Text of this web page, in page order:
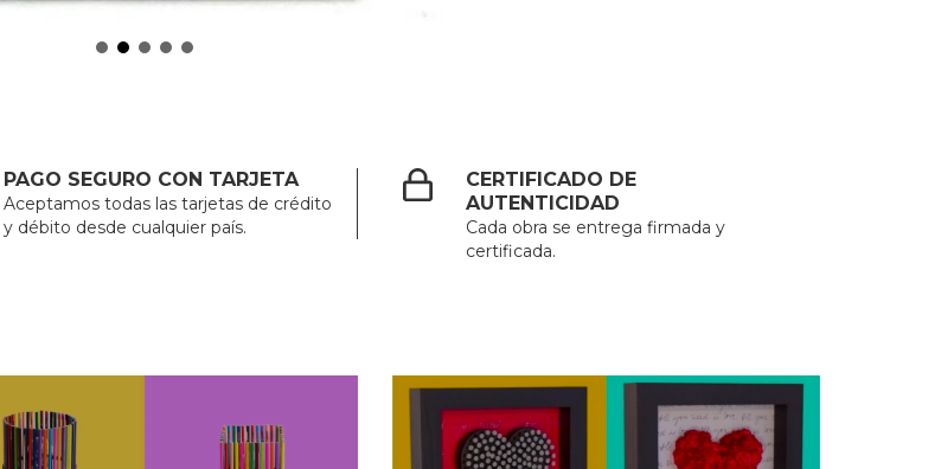
PAGO SEGURO CON TARJETA
Aceptamos todas las tarjetas de crédito
y débito desde cualquier país.
CERTIFICADO DE
AUTENTICIDAD
Cada obra se entrega firmada y
certificada.